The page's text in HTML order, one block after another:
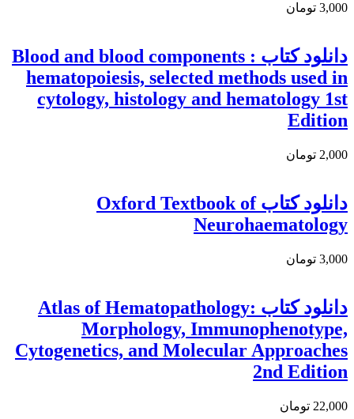
3,000 تومان
دانلود كتاب Blood and blood components :
hematopoiesis, selected methods used in
cytology, histology and hematology 1st
Edition
2,000 تومان
دانلود کتاب Oxford Textbook of
Neurohaematology
3,000 تومان
دانلود كتاب Atlas of Hematopathology:
Morphology, Immunophenotype,
Cytogenetics, and Molecular Approaches
2nd Edition
22,000 تومان